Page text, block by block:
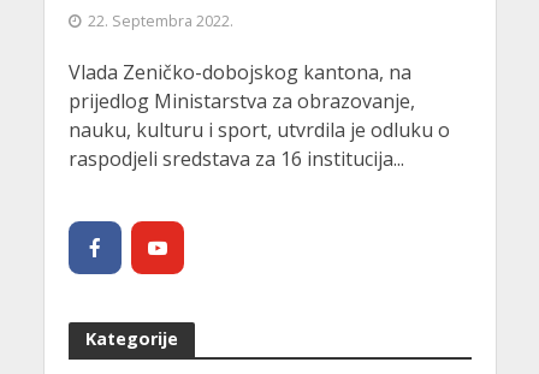
22. Septembra 2022.
Vlada Zeničko-dobojskog kantona, na
prijedlog Ministarstva za obrazovanje,
nauku, kulturu i sport, utvrdila je odluku o
raspodjeli sredstava za 16 institucija...
Kategorije